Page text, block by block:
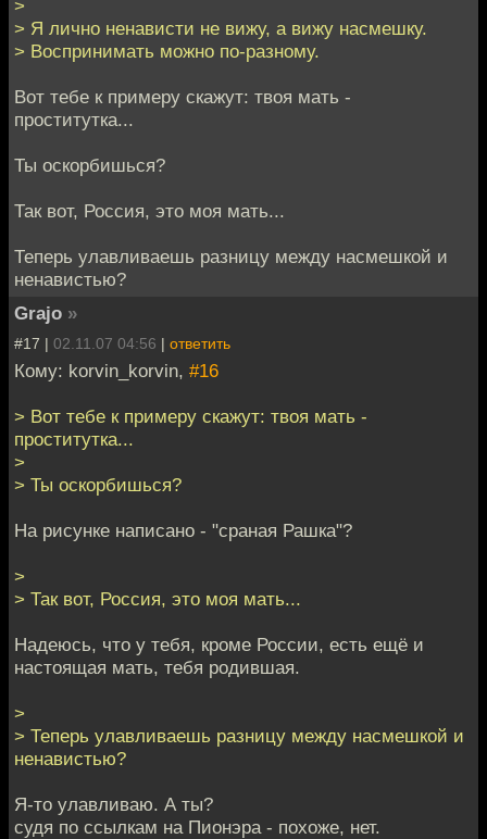
>
> Я лично ненависти не вижу, а вижу насмешку.
> Воспринимать можно по-разному.
Вот тебе к примеру скажут: твоя мать -
проститутка...
Ты оскорбишься?
Так вот, Россия, это моя мать...
Теперь улавливаешь разницу между насмешкой и
ненавистью?
Grajo »
#17 | 02.11.07 04:56 | ответить
Кому: korvin_korvin, #16
> Вот тебе к примеру скажут: твоя мать -
проститутка...
>
> Ты оскорбишься?
На рисунке написано - "сраная Рашка"?
>
> Так вот, Россия, это моя мать...
Надеюсь, что у тебя, кроме России, есть ещё и
настоящая мать, тебя родившая.
>
> Теперь улавливаешь разницу между насмешкой и
ненавистью?
Я-то улавливаю. А ты?
судя по ссылкам на Пионэра - похоже, нет.